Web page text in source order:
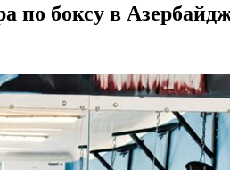
по боксу в